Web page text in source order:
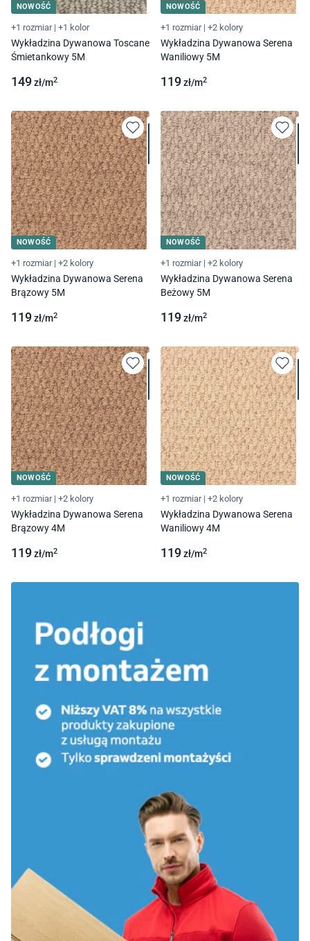
NOWOŚĆ
+1 rozmiar | +1 kolor
Wykładzina Dywanowa Toscane
Śmietankowy 5M
149zł/m2
NOWOŚĆ
+1 rozmiar | +2 kolory
Wykładzina Dywanowa Serena
Waniliowy 5M
119zł/m2
NOWOŚĆ
+1 rozmiar | +2 kolory
Wykładzina Dywanowa Serena
Brązowy 5M
119zł/m2
NOWOŚĆ
+1 rozmiar | +2 kolory
Wykładzina Dywanowa Serena
Beżowy 5M
119zł/m2
NOWOŚĆ
+1 rozmiar | +2 kolory
Wykładzina Dywanowa Serena
Brązowy 4M
119zł/m2
NOWOŚĆ
+1 rozmiar | +2 kolory
Wykładzina Dywanowa Serena
Waniliowy 4M
119zł/m2